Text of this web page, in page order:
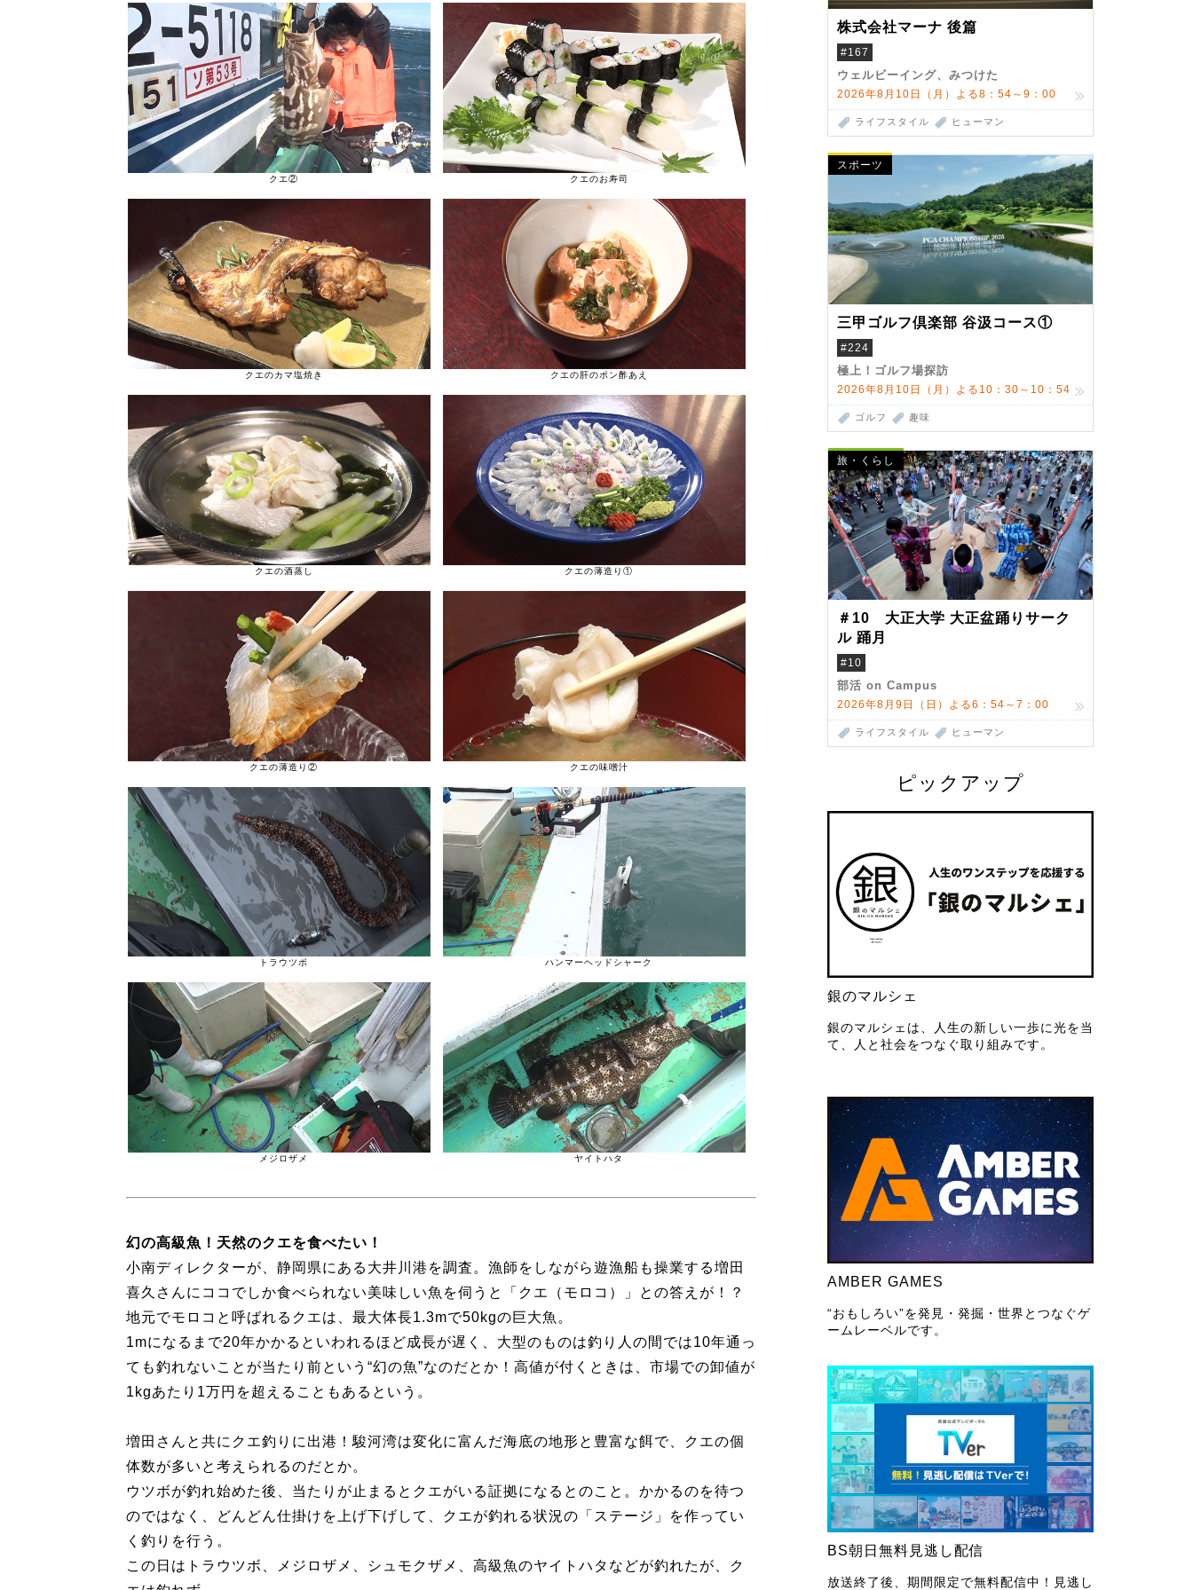
株式会社マーナ 後篇
#167
ウェルビーイング、みつけた
2026年8月10日（月）よる8：54～9：00
ライフスタイル ヒューマン
スポーツ
三甲ゴルフ倶楽部 谷汲コース①
#224
極上！ゴルフ場探訪
2026年8月10日（月）よる10：30～10：54
ゴルフ 趣味
旅・くらし
＃10 大正大学 大正盆踊りサーク
ル 踊月
#10
部活 on Campus
2026年8月9日（日）よる6：54～7：00
ライフスタイル ヒューマン
ピックアップ
銀のマルシェ
銀のマルシェは、人生の新しい一歩に光を当
て、人と社会をつなぐ取り組みです。
AMBER GAMES
“おもしろい”を発見・発掘・世界とつなぐゲ
ームレーベルです。
BS朝日無料見逃し配信
放送終了後、期間限定で無料配信中！見逃し
クエ② クエのお寿司
クエのカマ塩焼き クエの肝のポン酢あえ
クエの酒蒸し クエの薄造り①
クエの薄造り② クエの味噌汁
トラウツボ ハンマーヘッドシャーク
メジロザメ ヤイトハタ
幻の高級魚！天然のクエを食べたい！
小南ディレクターが、静岡県にある大井川港を調査。漁師をしながら遊漁船も操業する増田
喜久さんにココでしか食べられない美味しい魚を伺うと「クエ（モロコ）」との答えが！？
地元でモロコと呼ばれるクエは、最大体長1.3mで50kgの巨大魚。
1mになるまで20年かかるといわれるほど成長が遅く、大型のものは釣り人の間では10年通っ
ても釣れないことが当たり前という“幻の魚”なのだとか！高値が付くときは、市場での卸値が
1kgあたり1万円を超えることもあるという。
増田さんと共にクエ釣りに出港！駿河湾は変化に富んだ海底の地形と豊富な餌で、クエの個
体数が多いと考えられるのだとか。
ウツボが釣れ始めた後、当たりが止まるとクエがいる証拠になるとのこと。かかるのを待つ
のではなく、どんどん仕掛けを上げ下げして、クエが釣れる状況の「ステージ」を作ってい
く釣りを行う。
この日はトラウツボ、メジロザメ、シュモクザメ、高級魚のヤイトハタなどが釣れたが、ク